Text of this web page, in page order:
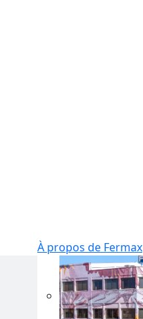
À propos de Fermax